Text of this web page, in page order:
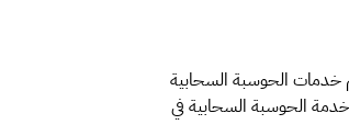
خدمات الحوسبة السحابية
الحوسبة السحابية في